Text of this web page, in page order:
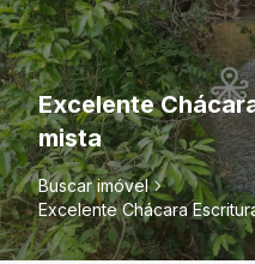
Excelente
mista
Buscar imóvel
Excelente Chácara